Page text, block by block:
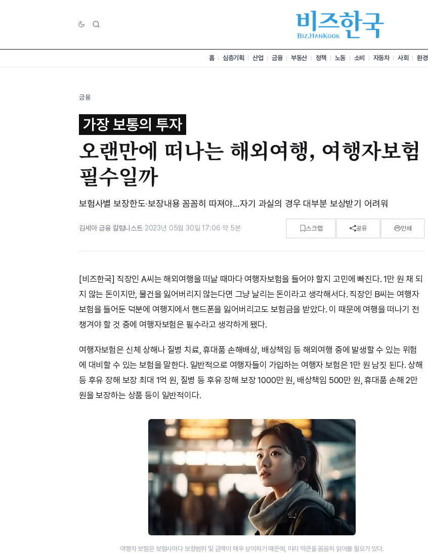
홈 심층기획 산업 금융 부동산 정책 노동 소비 자동차 사회 환경
금융
가장 보통의 투자
오랜만에 떠나는 해외여행, 여행자보험
필수일까
보험사별 보장한도‧보장내용 꼼꼼히 따져야…자기 과실의 경우 대부분 보상받기 어려워
김세아 금융 칼럼니스트·2023년 05월 30일 17:06·약 5분 스크랩 공유 인쇄
[비즈한국] 직장인 A씨는 해외여행을 떠날 때마다 여행자보험을 들어야 할지 고민에 빠진다. 1만 원 채 되
지 않는 돈이지만, 물건을 잃어버리지 않는다면 그냥 날리는 돈이라고 생각해서다. 직장인 B씨는 여행자
보험을 들어둔 덕분에 여행지에서 핸드폰을 잃어버리고도 보험금을 받았다. 이 때문에 여행을 떠나기 전
챙겨야 할 것 중에 여행자보험은 필수라고 생각하게 됐다.
여행자보험은 신체 상해나 질병 치료, 휴대품 손해배상, 배상책임 등 해외여행 중에 발생할 수 있는 위험
에 대비할 수 있는 보험을 말한다. 일반적으로 여행자들이 가입하는 여행자 보험은 1만 원 남짓 된다. 상해
등 후유 장해 보장 최대 1억 원, 질병 등 후유 장해 보장 1000만 원, 배상책임 500만 원, 휴대품 손해 2만
원을 보장하는 상품 등이 일반적이다.
여행자 보험은 보험사마다 보장범위 및 금액이 매우 상이하기 때문에, 미리 약관을 꼼꼼히 읽어볼 필요가 있다.